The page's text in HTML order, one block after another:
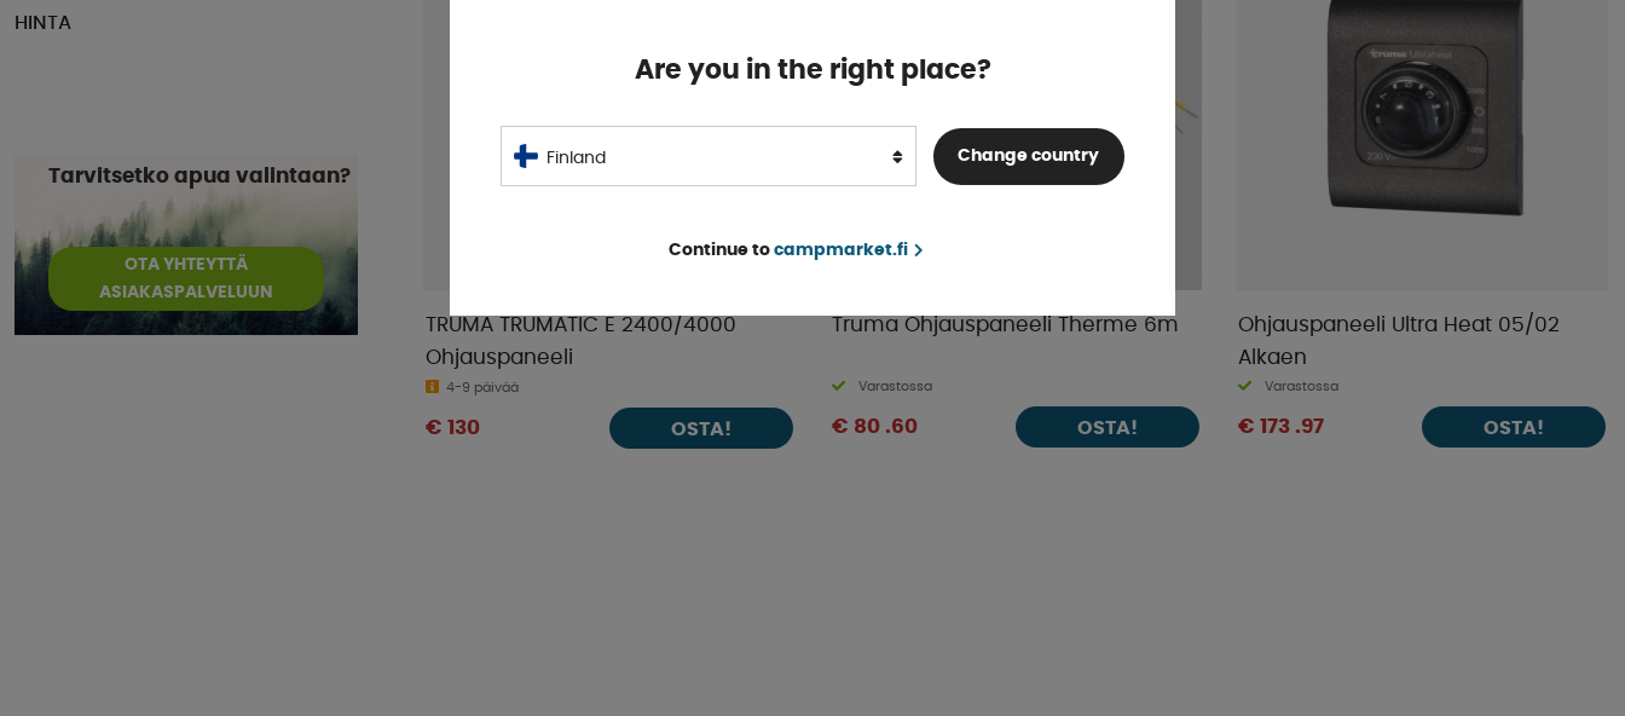
Alin hinta
Korkein hinta
Tuotemerkki
Julkistamispäivä
HINTA
Tarvitsetko apua valintaan?
OTA YHTEYTTÄ
ASIAKASPALVELUUN
TRUMA TRUMATIC E 2400/4000
Ohjauspaneeli
4-9 päivää
€ 130 OSTA!
Truma Ohjauspaneeli Therme 6m
Varastossa
€ 80 .60 OSTA!
Ohjauspaneeli Ultra Heat 05/02
Alkaen
Varastossa
€ 173 .97 OSTA!
Are you in the right place?
Finland Change country
Continue to campmarket.fi